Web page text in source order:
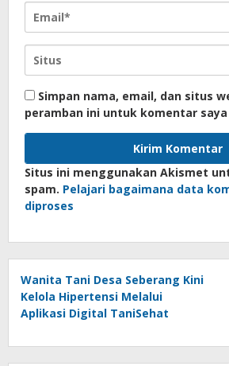
Simpan nama, email, dan situs
peramban ini untuk komentar
Situs ini menggunakan Akismet
spam. Pelajari bagaimana data
diproses
Wanita Tani Desa Seberang Kini
Kelola Hipertensi Melalui
Aplikasi Digital TaniSehat